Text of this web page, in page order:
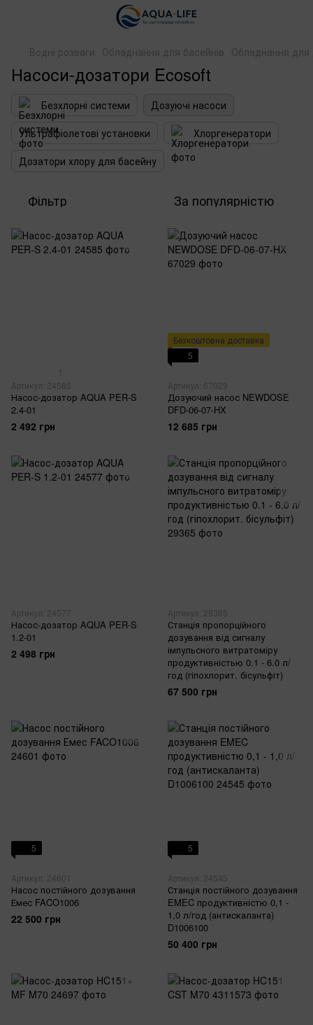
Водні розваги Обладнання для басейнів Обладнання для
Насоси-дозатори Ecosoft
Безхлорні системи
Дозуючі насоси
Ультрафіолетові установки
Хлоргенератори
Дозатори хлору для басейну
Фільтр За популярністю
1
Артикул: 24585
Насос-дозатор AQUA PER-S
2.4-01
2 492 грн
Безкоштовна доставка
5
Артикул: 67029
Дозуючий насос NEWDOSE
DFD-06-07-HX
12 685 грн
Артикул: 24577
Насос-дозатор AQUA PER-S
1.2-01
2 498 грн
Артикул: 29365
Станція пропорційного
дозування від сигналу
імпульсного витратоміру
продуктивністью 0.1 - 6.0 л/
год (гіпохлорит. бісульфіт)
67 500 грн
5
Артикул: 24601
Насос постійного дозування
Емес FACO1006
22 500 грн
5
Артикул: 24545
Станція постійного дозування
EMEC продуктивністю 0,1 -
1,0 л/год (антискаланта)
D1006100
50 400 грн